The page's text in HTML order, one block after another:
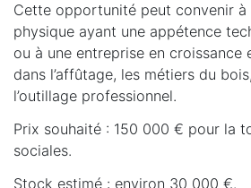
Cette opportunité peut convenir à
physique ayant une appétence
ou à une entreprise en croissance
dans l’affûtage, les métiers du
l’outillage professionnel.
Prix souhaité : 150 000 € pour la
sociales.
Stock estimé : environ 30 000 €.